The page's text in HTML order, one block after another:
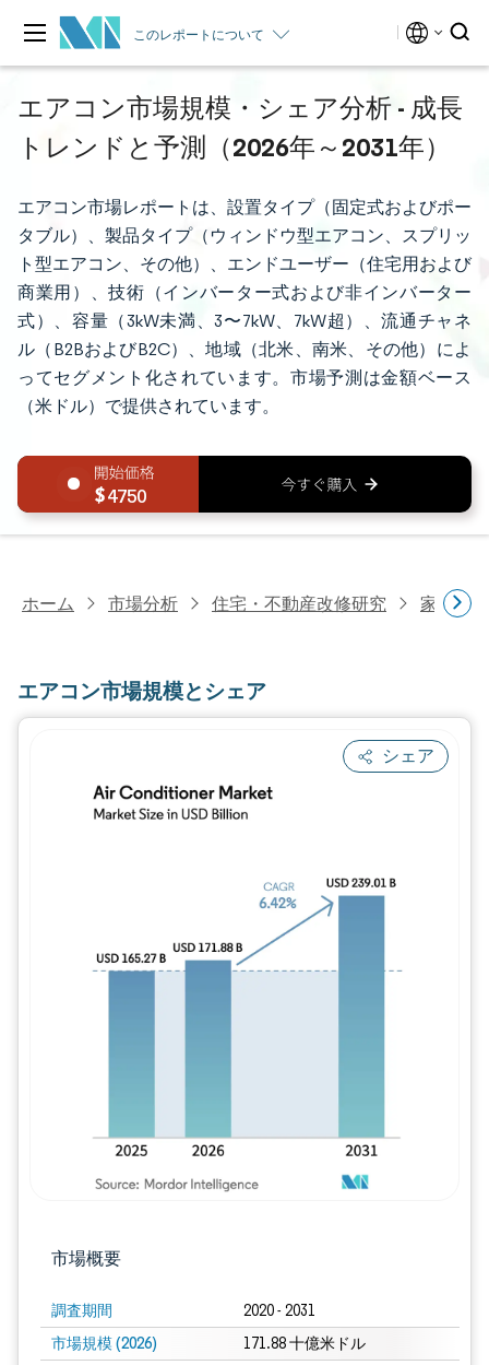
このレポートについて
エアコン市場規模・シェア分析 - 成長
トレンドと予測（2026年～2031年）
エアコン市場レポートは、設置タイプ（固定式およびポー
タブル）、製品タイプ（ウィンドウ型エアコン、スプリッ
ト型エアコン、その他）、エンドユーザー（住宅用および
商業用）、技術（インバーター式および非インバーター
式）、容量（3kW未満、3〜7kW、7kW超）、流通チャネ
ル（B2BおよびB2C）、地域（北米、南米、その他）によ
ってセグメント化されています。市場予測は金額ベース
（米ドル）で提供されています。
4750
ホーム 市場分析 住宅・不動産改修研究 家電研究
エアコン市場規模とシェア
シェア
市場概要
調査期間 2020 - 2031
市場規模 (2026) 171.88 十億米ドル